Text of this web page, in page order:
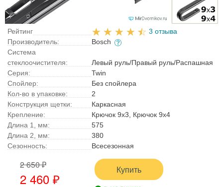
Рейтинг
3 отзыва
Производитель:
Bosch
Система
стеклоочистителя:
Левый руль/Правый руль/Распашная
Серия:
Twin
Спойлер:
Без спойлера
Кол-во в упаковке:
2
Конструкция щетки:
Каркасная
Крепление:
Крючок 9x3, Крючок 9x4
Длина 1, мм:
575
Длина 2, мм:
380
Сезонность:
Всесезонная
2 650 ₽
2 460 ₽
Купить